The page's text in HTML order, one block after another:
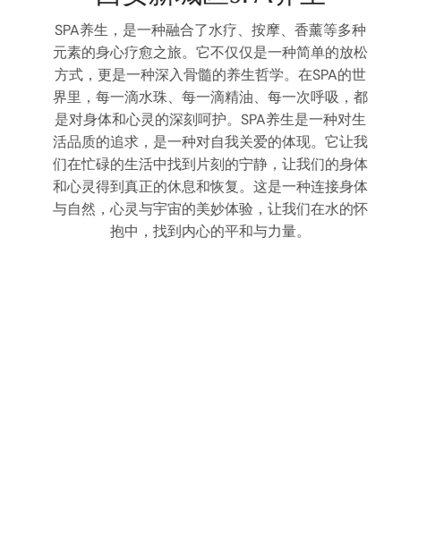
SPA养生，是一种融合了水疗、按摩、香薰等多种
元素的身心疗愈之旅。它不仅仅是一种简单的放松
方式，更是一种深入骨髓的养生哲学。在SPA的世
界里，每一滴水珠、每一滴精油、每一次呼吸，都
是对身体和心灵的深刻呵护。SPA养生是一种对生
活品质的追求，是一种对自我关爱的体现。它让我
们在忙碌的生活中找到片刻的宁静，让我们的身体
和心灵得到真正的休息和恢复。这是一种连接身体
与自然，心灵与宇宙的美妙体验，让我们在水的怀
抱中，找到内心的平和与力量。